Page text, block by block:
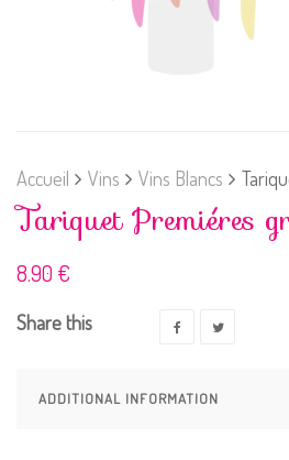
Accueil Vins Vins Blancs
Tariquet Premiéres
8.90 €
Share this
ADDITIONAL INFORMATION